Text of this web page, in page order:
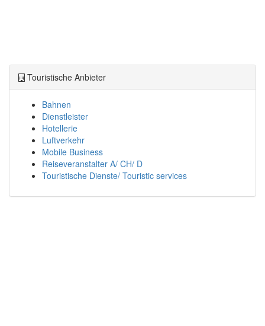
Touristische Anbieter
Bahnen
Dienstleister
Hotellerie
Luftverkehr
Mobile Business
Reiseveranstalter A/ CH/ D
Touristische Dienste/ Touristic services